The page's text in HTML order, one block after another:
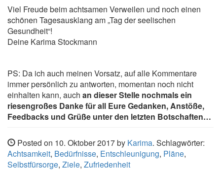
Viel Freude beim achtsamen Verweilen und noch einen
schönen Tagesausklang am „Tag der seelischen
Gesundheit“!
Deine Karima Stockmann
PS: Da ich auch meinen Vorsatz, auf alle Kommentare
immer persönlich zu antworten, momentan noch nicht
einhalten kann, auch an dieser Stelle nochmals ein
riesengroßes Danke für all Eure Gedanken, Anstöße,
Feedbacks und Grüße unter den letzten Botschaften…
Posted on 10. Oktober 2017 by Karima. Schlagwörter:
Achtsamkeit, Bedürfnisse, Entschleunigung, Pläne,
Selbstfürsorge, Ziele, Zufriedenheit